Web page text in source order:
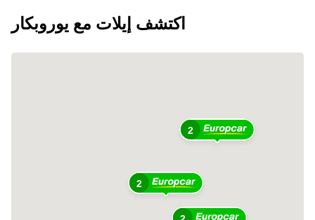
اكتشف إيلات مع يوروبكار
2
2